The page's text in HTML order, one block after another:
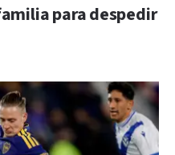
para despedir